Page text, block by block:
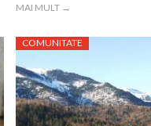
MAI MULT →
COMUNITATE